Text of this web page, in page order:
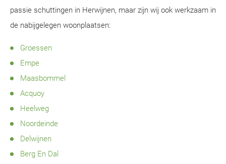
passie schuttingen in Herwijnen, maar zijn wij ook werkzaam in
de nabijgelegen woonplaatsen:
Groessen
Empe
Maasbommel
Acquoy
Heelweg
Noordeinde
Delwijnen
Berg En Dal